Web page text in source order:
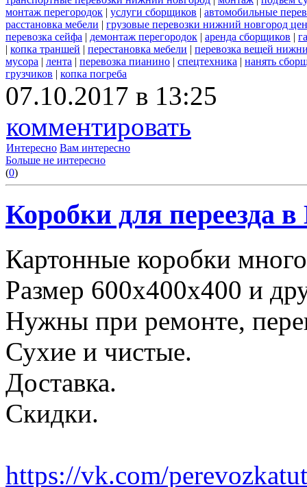
монтаж перегородок | услуги сборщиков | автомобильные
расстановка мебели | грузовые перевозки нижний новгород
перевозка сейфа | демонтаж перегородок | аренда сборщиков |
| копка траншей | перестановка мебели | перевозка вещей
мусора | лента | перевозка пианино | спецтехника | нанять
грузчиков | копка погреба
07.10.2017 в 13:25
комментировать
Интересно Вам интересно
Больше не интересно
(0)
Коробки для переезда
Картонные коробки
Размер 600х400х400 и
Нужны при ремонте,
Сухие и чистые.
Доставка.
Скидки.
https://vk.com/perevozkatut